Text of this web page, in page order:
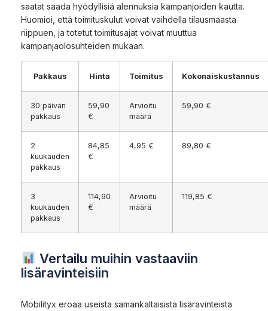
saatat saada hyödyllisiä alennuksia kampanjoiden kautta.
Huomioi, että toimituskulut voivat vaihdella tilausmaasta
riippuen, ja totetut toimitusajat voivat muuttua
kampanjaolosuhteiden mukaan.
Pakkaus Hinta Toimitus Kokonaiskustannus
30 päivän
pakkaus
59,90
€
Arvioitu
määrä
59,90 €
2
kuukauden
pakkaus
84,85
€
4,95 € 89,80 €
3
kuukauden
pakkaus
114,90
€
Arvioitu
määrä
119,85 €
Vertailu muihin vastaaviin
lisäravinteisiin
Mobilityx eroaa useista samankaltaisista lisäravinteista